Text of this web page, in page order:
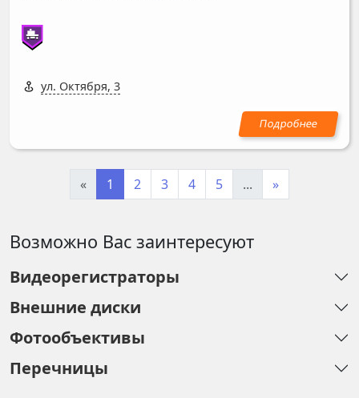
ул. Октября, 3
« 1 2 3 4 5 ... »
Возможно Вас заинтересуют
Видеорегистраторы
Внешние диски
Фотообъективы
Перечницы